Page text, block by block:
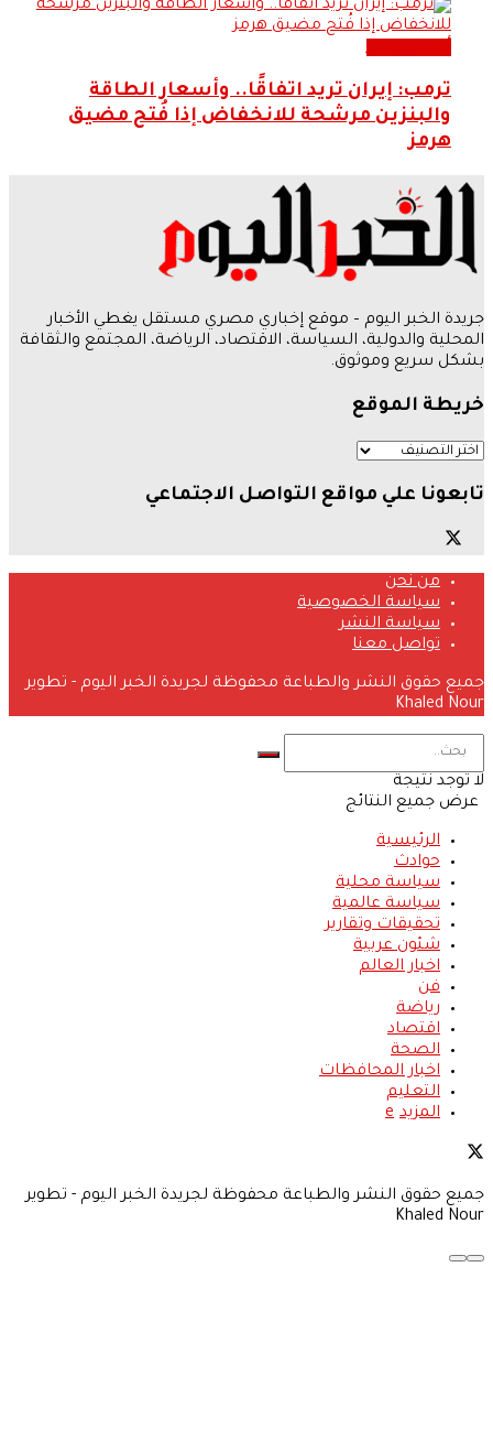
ترمب: إيران تريد اتفاقًا.. وأسعار الطاقة
والبنزين مرشحة للانخفاض إذا فُتح مضيق
هرمز
جريدة الخبر اليوم – موقع إخباري مصري مستقل يغطي الأخبار
المحلية والدولية، السياسة، الاقتصاد، الرياضة، المجتمع والثقافة
بشكل سريع وموثوق.
خريطة الموقع
تابعونا علي مواقع التواصل الاجتماعي
من نحن
سياسة الخصوصية
سياسة النشر
تواصل معنا
جميع حقوق النشر والطباعة محفوظة لجريدة الخبر اليوم - تطوير
Khaled Nour
لا توجد نتيجة
عرض جميع النتائج
الرئيسية
حوادث
سياسة محلية
سياسة عالمية
تحقيقات وتقارير
شئون عربية
اخبار العالم
فن
رياضة
اقتصاد
الصحة
اخبار المحافظات
التعليم
المزيد
جميع حقوق النشر والطباعة محفوظة لجريدة الخبر اليوم - تطوير
Khaled Nour